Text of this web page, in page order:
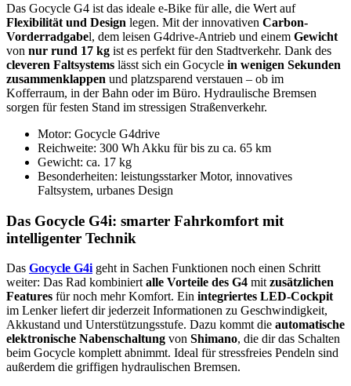
Das Gocycle G4 ist das ideale e-Bike für alle, die Wert auf
Flexibilität und Design legen. Mit der innovativen Carbon-
Vorderradgabel, dem leisen G4drive-Antrieb und einem Gewicht
von nur rund 17 kg ist es perfekt für den Stadtverkehr. Dank des
cleveren Faltsystems lässt sich ein Gocycle in wenigen Sekunden
zusammenklappen und platzsparend verstauen – ob im
Kofferraum, in der Bahn oder im Büro. Hydraulische Bremsen
sorgen für festen Stand im stressigen Straßenverkehr.
Motor: Gocycle G4drive
Reichweite: 300 Wh Akku für bis zu ca. 65 km
Gewicht: ca. 17 kg
Besonderheiten: leistungsstarker Motor, innovatives
Faltsystem, urbanes Design
Das Gocycle G4i: smarter Fahrkomfort mit
intelligenter Technik
Das Gocycle G4i geht in Sachen Funktionen noch einen Schritt
weiter: Das Rad kombiniert alle Vorteile des G4 mit zusätzlichen
Features für noch mehr Komfort. Ein integriertes LED-Cockpit
im Lenker liefert dir jederzeit Informationen zu Geschwindigkeit,
Akkustand und Unterstützungsstufe. Dazu kommt die automatische
elektronische Nabenschaltung von Shimano, die dir das Schalten
beim Gocycle komplett abnimmt. Ideal für stressfreies Pendeln sind
außerdem die griffigen hydraulischen Bremsen.